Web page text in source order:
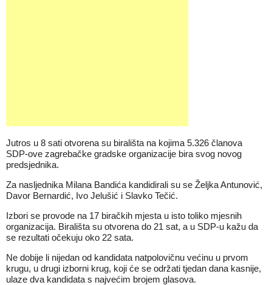
Jutros u 8 sati otvorena su birališta na kojima 5.326 članova
SDP-ove zagrebačke gradske organizacije bira svog novog
predsjednika.
Za nasljednika Milana Bandića kandidirali su se Željka Antunović,
Davor Bernardić, Ivo Jelušić i Slavko Tečić.
Izbori se provode na 17 biračkih mjesta u isto toliko mjesnih
organizacija. Birališta su otvorena do 21 sat, a u SDP-u kažu da
se rezultati očekuju oko 22 sata.
Ne dobije li nijedan od kandidata natpolovičnu većinu u prvom
krugu, u drugi izborni krug, koji će se održati tjedan dana kasnije,
ulaze dva kandidata s najvećim brojem glasova.